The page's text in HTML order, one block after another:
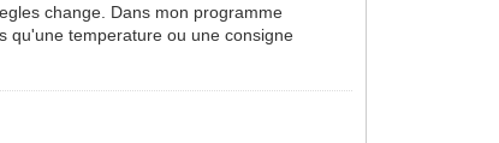
change. Dans mon programme
qu'une temperature ou une consigne